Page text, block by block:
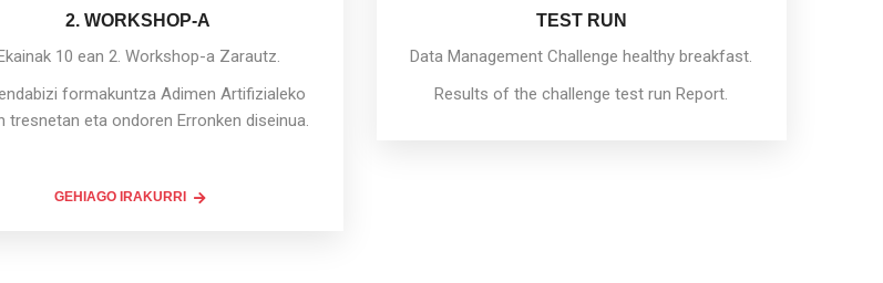
2. WORKSHOP-A
10 ean 2. Workshop-a Zarautz.
formakuntza Adimen Artifizialeko
tresnetan eta ondoren Erronken diseinua.
GEHIAGO IRAKURRI
TEST RUN
Data Management Challenge healthy breakfast.
Results of the challenge test run Report.